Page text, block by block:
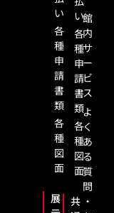
い
各
種
申
請
書
類
各
種
図
面
展
い
各
種
申
請
書
類
各
種
図
面
共
館
内
サ
ー
ビ
ス
よ
く
あ
る
質
問
・